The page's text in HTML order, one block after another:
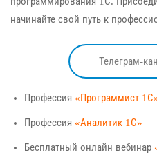
начинайте свой путь к
Телеграм-
Профессия «Программист
Профессия «Аналитик 1С»
Бесплатный онлайн вебинар